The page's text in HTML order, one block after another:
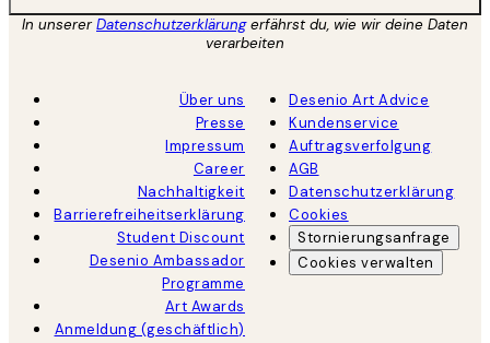
In unsererDatenschutzerklärungerfährst du, wie wir deine Daten
verarbeiten
Über uns
Presse
Impressum
Career
Nachhaltigkeit
Barrierefreiheitserklärung
Student Discount
Desenio Ambassador
Programme
Art Awards
Anmeldung (geschäftlich)
Desenio Art Advice
Kundenservice
Auftragsverfolgung
AGB
Datenschutzerklärung
Cookies
Stornierungsanfrage
Cookies verwalten